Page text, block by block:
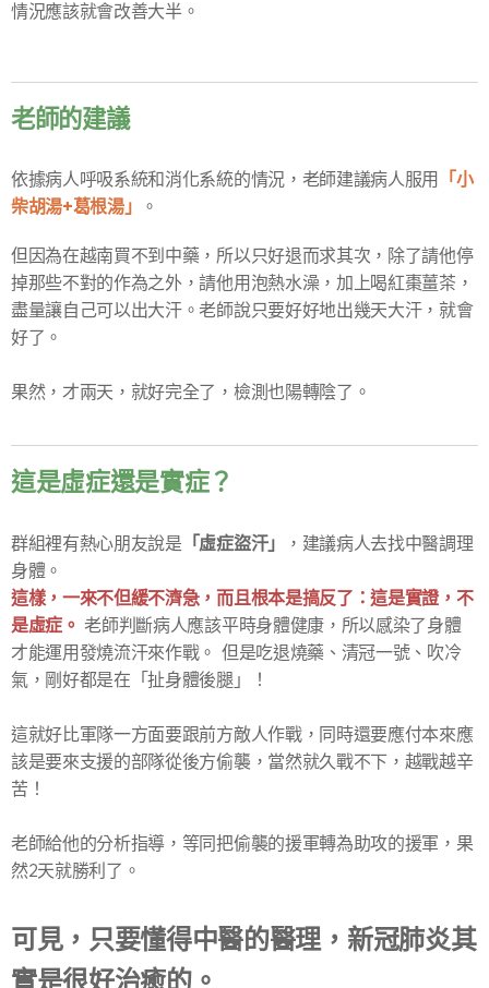
情況應該就會改善大半。
老師的建議
依據病人呼吸系統和消化系統的情況，老師建議病人服用
「小
柴胡湯+葛根湯」
。
但因為在越南買不到中藥，所以只好退而求其次，除了請他停
掉那些不對的作為之外，請他用泡熱水澡，加上喝紅棗薑茶，
盡量讓自己可以出大汗。老師說只要好好地出幾天大汗，就會
好了。
果然，才兩天，就好完全了，檢測也陽轉陰了。
這是虛症還是實症？
群組裡有熱心朋友說是 「虛症盜汗」
，建議病人去找中醫調理
身體。
這樣，一來不但緩不濟急，而且根本是搞反了：這是實證，不
是虛症。 老師判斷病人應該平時身體健康，所以感染了身體
才能運用發燒流汗來作戰。 但是吃退燒藥、清冠一號、吹冷
氣，剛好都是在「扯身體後腿」！
這就好比軍隊一方面要跟前方敵人作戰，同時還要應付本來應
該是要來支援的部隊從後方偷襲，當然就久戰不下，越戰越辛
苦！
老師給他的分析指導，等同把偷襲的援軍轉為助攻的援軍，果
然2天就勝利了。
可見，只要懂得中醫的醫理，新冠肺炎其
實是很好治癒的。